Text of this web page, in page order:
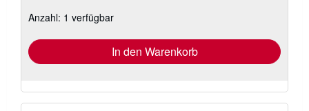
Anzahl: 1 verfügbar
In den Warenkorb